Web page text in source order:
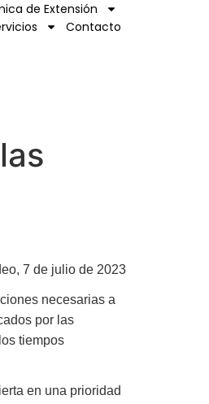
de Extensión
Contacto
7 de julio de 2023
necesarias a
por las
tiempos
en una prioridad